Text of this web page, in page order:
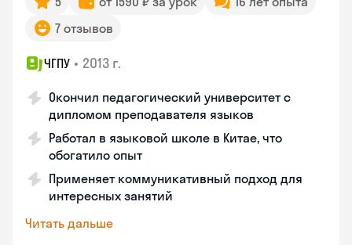
7 отзывов
ЧГПУ • 2013 г.
Окончил педагогический университет с
дипломом преподавателя языков
Работал в языковой школе в Китае, что
обогатило опыт
Применяет коммуникативный подход для
интересных занятий
Читать дальше